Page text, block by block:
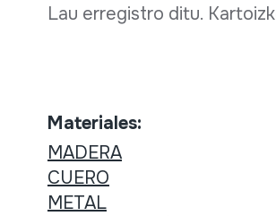
Lau erregistro ditu.
Materiales:
MADERA
CUERO
METAL